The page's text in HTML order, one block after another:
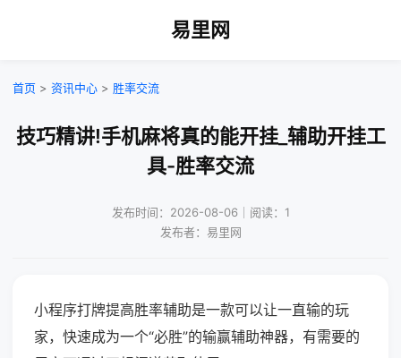
易里网
首页 > 资讯中心 > 胜率交流
技巧精讲!手机麻将真的能开挂_辅助开挂工
具-胜率交流
发布时间：2026-08-06｜阅读：1
发布者：易里网
小程序打牌提高胜率辅助是一款可以让一直输的玩
家，快速成为一个“必胜”的输赢辅助神器，有需要的